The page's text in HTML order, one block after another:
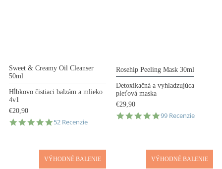
Sweet & Creamy Oil Cleanser
50ml
Hĺbkovo čistiaci balzám a mlieko
4v1
€20,90
4.9
52 Recenzie
Rosehip Peeling Mask 30ml
Detoxikačná a vyhladzujúca
pleťová maska
€29,90
4.9
99 Recenzie
VÝHODNÉ BALENIE VÝHODNÉ BALENIE